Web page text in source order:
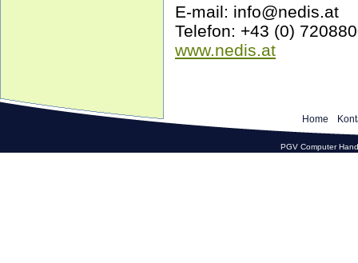
E-mail: info@nedis.at
Telefon: +43 (0)
www.nedis.at
Home
PGV Computer